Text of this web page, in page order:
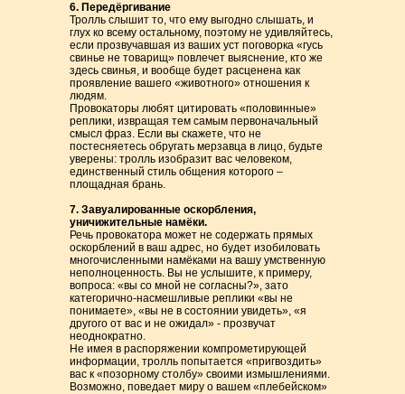
6. Передёргивание
Тролль слышит то, что ему выгодно слышать, и
глух ко всему остальному, поэтому не удивляйтесь,
если прозвучавшая из ваших уст поговорка «гусь
свинье не товарищ» повлечет выяснение, кто же
здесь свинья, и вообще будет расценена как
проявление вашего «животного» отношения к
людям.
Провокаторы любят цитировать «половинные»
реплики, извращая тем самым первоначальный
смысл фраз. Если вы скажете, что не
постесняетесь обругать мерзавца в лицо, будьте
уверены: тролль изобразит вас человеком,
единственный стиль общения которого –
площадная брань.
7. Завуалированные оскорбления,
уничижительные намёки.
Речь провокатора может не содержать прямых
оскорблений в ваш адрес, но будет изобиловать
многочисленными намёками на вашу умственную
неполноценность. Вы не услышите, к примеру,
вопроса: «вы со мной не согласны?», зато
категорично-насмешливые реплики «вы не
понимаете», «вы не в состоянии увидеть», «я
другого от вас и не ожидал» - прозвучат
неоднократно.
Не имея в распоряжении компрометирующей
информации, тролль попытается «пригвоздить»
вас к «позорному столбу» своими измышлениями.
Возможно, поведает миру о вашем «плебейском»